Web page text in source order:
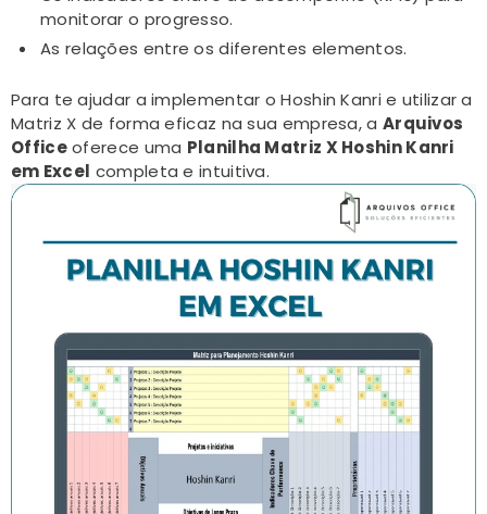
monitorar o progresso.
As relações entre os diferentes elementos.
Para te ajudar a implementar o Hoshin Kanri e utilizar a
Matriz X de forma eficaz na sua empresa, a Arquivos
Officeoferece uma Planilha Matriz X Hoshin Kanri
em Excel completa e intuitiva.